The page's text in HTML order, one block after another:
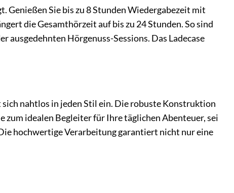
Genießen Sie bis zu 8 Stunden Wiedergabezeit mit
die Gesamthörzeit auf bis zu 24 Stunden. So sind
ausgedehnten Hörgenuss-Sessions. Das Ladecase
sich nahtlos in jeden Stil ein. Die robuste Konstruktion
zum idealen Begleiter für Ihre täglichen Abenteuer, sei
hochwertige Verarbeitung garantiert nicht nur eine